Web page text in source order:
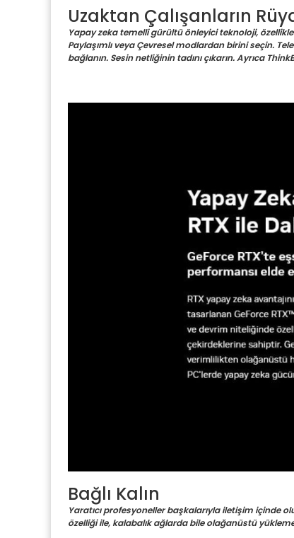
Uzaktan Çalışanların
Yapay zeka temelli gürültü önleyici teknoloji,
Paylaşımlı veya Çevresel modlardan birini seçin.
bağlanın. Sesin netliğinin tadını çıkarın. Ayrıca
Bağlı Kalın
Yaratıcı profesyoneller başkalarıyla iletişim içinde
özelliği ile, kalabalık ağlarda bile olağanüstü